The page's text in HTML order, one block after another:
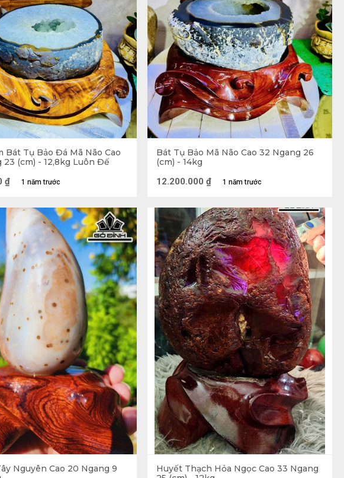
Bát Tụ Bảo Đá Mã Não Cao
23 (cm) - 12,8kg Luôn Đế
1 năm trước
₫
Bát Tụ Bảo Mã Não Cao 32 Ngang 26
(cm) - 14kg
1 năm trước
12.200.000 ₫
Nguyên Cao 20 Ngang 9
Huyết Thạch Hỏa Ngọc Cao 33 Ngang